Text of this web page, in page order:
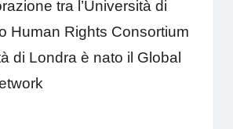
tra l’Università di
Human Rights Consortium
di Londra è nato il Global